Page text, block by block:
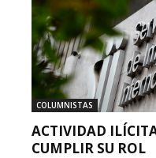
COLUMNISTAS
ACTIVIDAD
CUMPLIR SU ROL